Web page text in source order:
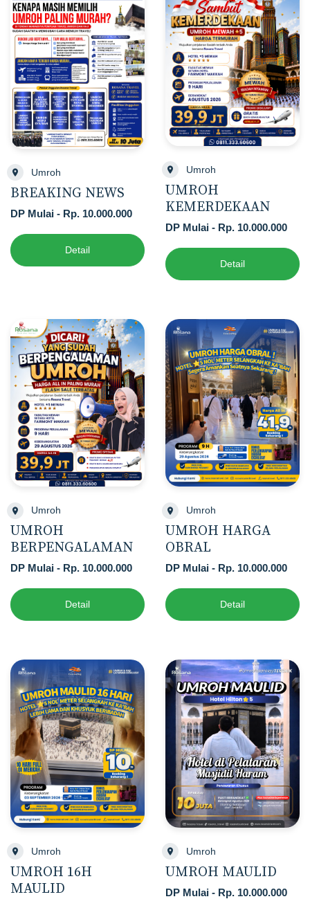
Umroh
BREAKING NEWS
DP Mulai - Rp. 10.000.000
Detail
Umroh
UMROH
KEMERDEKAAN
DP Mulai - Rp. 10.000.000
Detail
Umroh
UMROH
BERPENGALAMAN
DP Mulai - Rp. 10.000.000
Detail
Umroh
UMROH HARGA
OBRAL
DP Mulai - Rp. 10.000.000
Detail
Umroh
UMROH 16H
MAULID
Umroh
UMROH MAULID
DP Mulai - Rp. 10.000.000